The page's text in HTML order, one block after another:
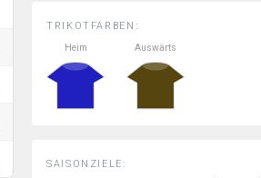
TRIKOTFARBEN:
Heim
Auswärts
SAISONZIELE: